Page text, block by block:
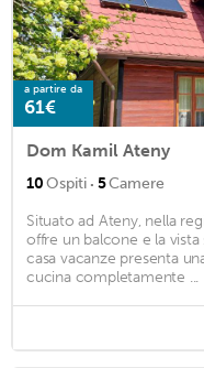
a partire da
61€
Dom Kamil Ateny
10Ospiti · 5Camere
Situato ad Ateny, nella
offre un balcone e la
casa vacanze presenta
cucina completamente ...